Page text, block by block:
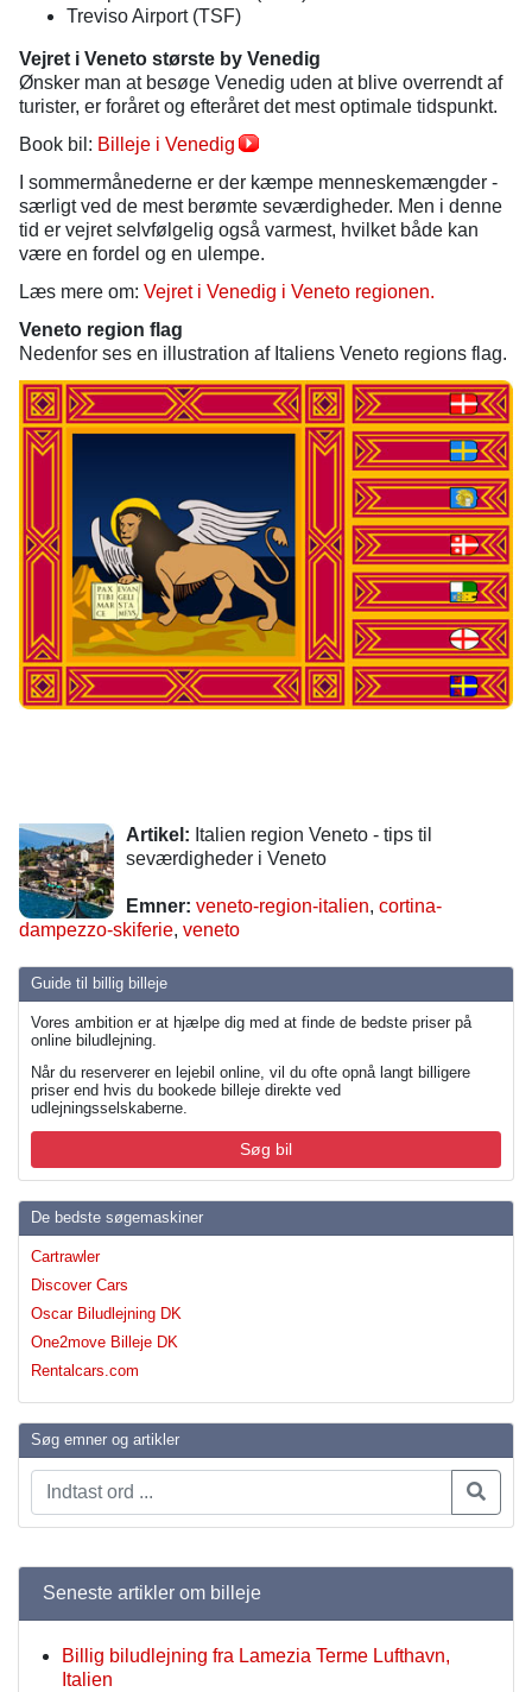
Guide til billig billeje
Vores ambition er at hjælpe dig med at finde de bedste priser på
online biludlejning.
Når du reserverer en lejebil online, vil du ofte opnå langt billigere
priser end hvis du bookede billeje direkte ved
udlejningsselskaberne.
Søg bil
De bedste søgemaskiner
Cartrawler
Discover Cars
Oscar Biludlejning DK
One2move Billeje DK
Rentalcars.com
Søg emner og artikler
Treviso Airport (TSF)
Vejret i Veneto største by Venedig
Ønsker man at besøge Venedig uden at blive overrendt af
turister, er foråret og efteråret det mest optimale tidspunkt.
Book bil: Billeje i Venedig
I sommermånederne er der kæmpe menneskemængder -
særligt ved de mest berømte seværdigheder. Men i denne
tid er vejret selvfølgelig også varmest, hvilket både kan
være en fordel og en ulempe.
Læs mere om: Vejret i Venedig i Veneto regionen.
Veneto region flag
Nedenfor ses en illustration af Italiens Veneto regions flag.
Artikel: Italien region Veneto - tips til
seværdigheder i Veneto
Emner: veneto-region-italien, cortina-
dampezzo-skiferie, veneto
Seneste artikler om billeje
Billig biludlejning fra Lamezia Terme Lufthavn,
Italien